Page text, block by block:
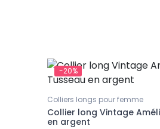
-20%
Colliers longs pour femme
Collier long Vintage
en argent